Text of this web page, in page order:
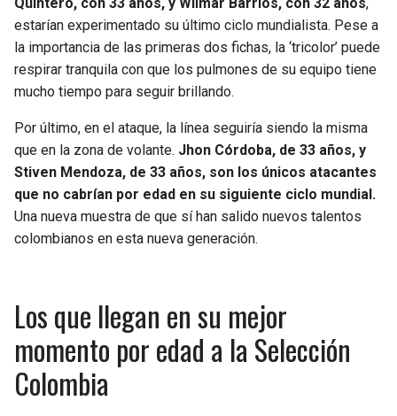
Quintero, con 33 años, y Wilmar Barrios, con 32 años,
estarían experimentado su último ciclo mundialista. Pese a
la importancia de las primeras dos fichas, la ‘tricolor’ puede
respirar tranquila con que los pulmones de su equipo tiene
mucho tiempo para seguir brillando.
Por último, en el ataque, la línea seguiría siendo la misma
que en la zona de volante. Jhon Córdoba, de 33 años, y
Stiven Mendoza, de 33 años, son los únicos atacantes
que no cabrían por edad en su siguiente ciclo mundial.
Una nueva muestra de que sí han salido nuevos talentos
colombianos en esta nueva generación.
Los que llegan en su mejor
momento por edad a la Selección
Colombia